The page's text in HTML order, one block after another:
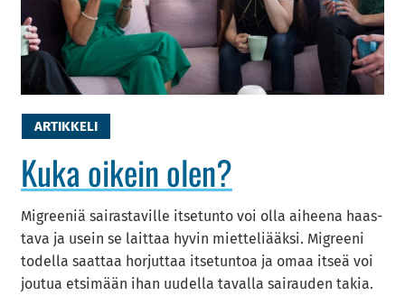
AR­TIK­KE­LI
Kuka oi­kein olen?
Migree­niä sai­ras­ta­vil­le it­se­tun­to voi olla ai­hee­na haas­
ta­va ja usein se lait­taa hyvin miet­te­li­ääk­si. Migree­ni
to­del­la saat­taa hor­jut­taa it­se­tun­toa ja omaa itseä voi
jou­tua et­si­mään ihan uu­del­la ta­val­la sai­rau­den takia.